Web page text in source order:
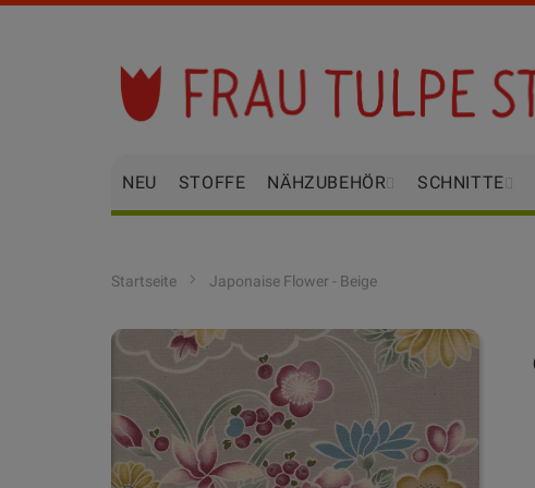
Inhalt
springen
NEU STOFFE NÄHZUBEHÖR SCHNITTE
Startseite Japonaise Flower - Beige
Zum
Bildgalerie
springen